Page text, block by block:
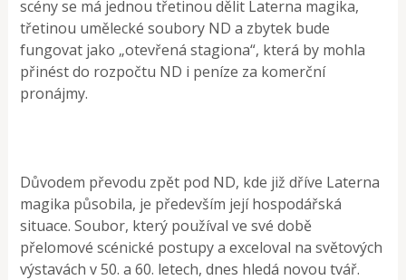
scény se má jednou třetinou dělit Laterna magika,
třetinou umělecké soubory ND a zbytek bude
fungovat jako „otevřená stagiona“, která by mohla
přinést do rozpočtu ND i peníze za komerční
pronájmy.
Důvodem převodu zpět pod ND, kde již dříve Laterna
magika působila, je především její hospodářská
situace. Soubor, který používal ve své době
přelomové scénické postupy a exceloval na světových
výstavách v 50. a 60. letech, dnes hledá novou tvář.